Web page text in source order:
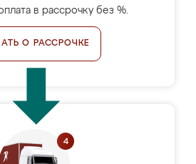
в рассрочку без %.
О РАССРОЧКЕ